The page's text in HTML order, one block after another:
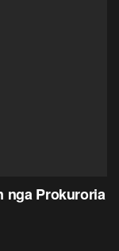
nga Prokuroria